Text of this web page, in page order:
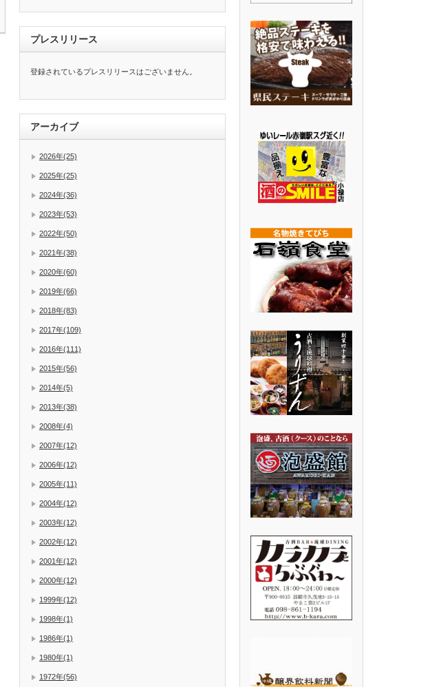
プレスリリース
登録されているプレスリリースはございません。
アーカイブ
2026年(25)
2025年(25)
2024年(36)
2023年(53)
2022年(50)
2021年(38)
2020年(60)
2019年(66)
2018年(83)
2017年(109)
2016年(111)
2015年(56)
2014年(5)
2013年(38)
2008年(4)
2007年(12)
2006年(12)
2005年(11)
2004年(12)
2003年(12)
2002年(12)
2001年(12)
2000年(12)
1999年(12)
1998年(1)
1986年(1)
1980年(1)
1972年(56)